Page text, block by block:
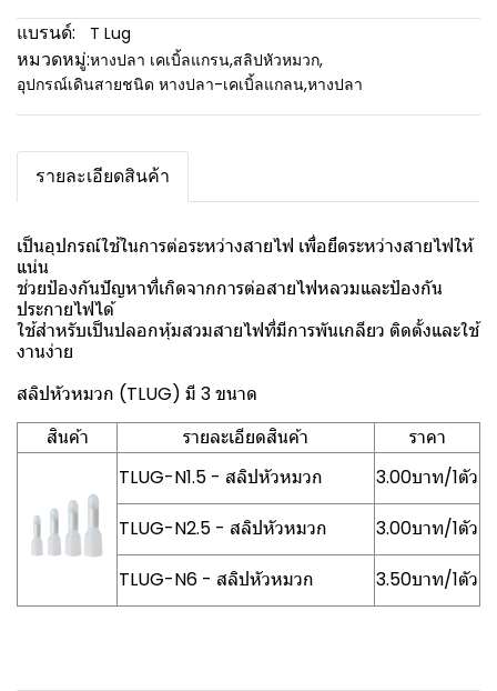
แบรนด์:
T Lug
หมวดหมู่:หางปลา เคเบิ้ลแกรน,สลิปหัวหมวก,
อุปกรณ์เดินสายชนิด หางปลา-เคเบิ้ลแกลน,หางปลา
รายละเอียดสินค้า
เป็นอุปกรณ์ใช้ในการต่อระหว่างสายไฟ เพื่อยึดระหว่างสายไฟให้
แน่น
ช่วยป้องกันปัญหาที่เกิดจากการต่อสายไฟหลวมและป้องกัน
ประกายไฟได้
ใช้สำหรับเป็นปลอกหุ้มสวมสายไฟที่มีการพันเกลียว ติดตั้งและใช้
งานง่าย
สลิปหัวหมวก (TLUG) มี 3 ขนาด
สินค้า
รายละเอียดสินค้า
ราคา
TLUG-N1.5 - สลิปหัวหมวก
3.00บาท/1ตัว
TLUG-N2.5 - สลิปหัวหมวก
3.00บาท/1ตัว
TLUG-N6 - สลิปหัวหมวก
3.50บาท/1ตัว